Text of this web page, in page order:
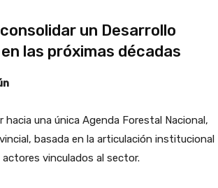
un Desarrollo
las próximas décadas
hacia una única Agenda Forestal Nacional,
basada en la articulación institucional
vinculados al sector.